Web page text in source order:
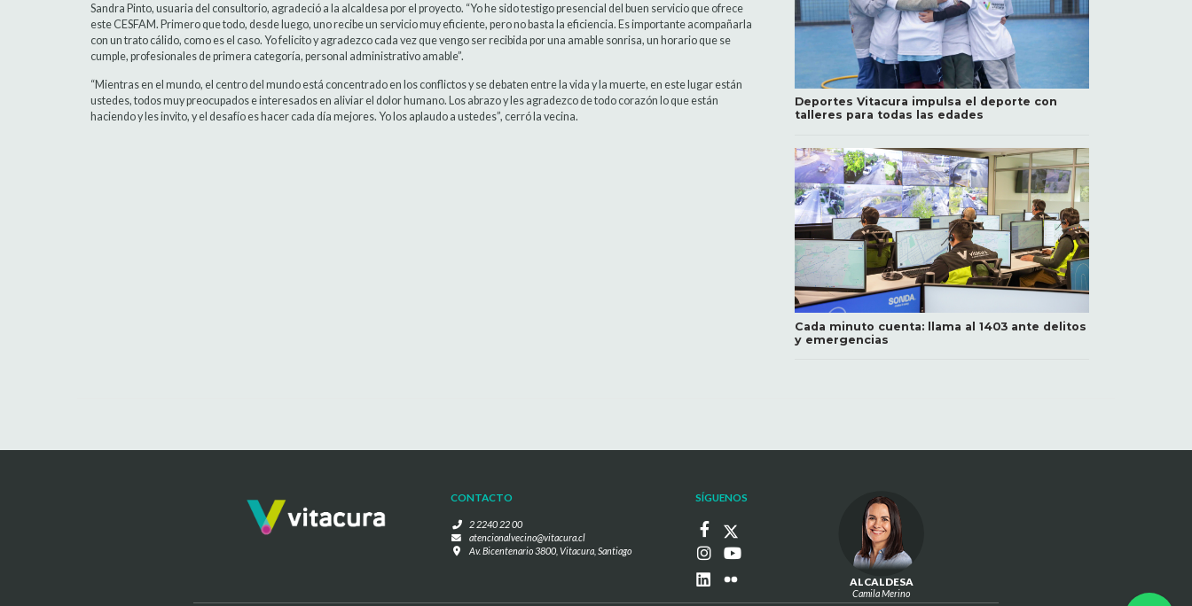
Sandra Pinto, usuaria del consultorio, agradeció a la alcaldesa por el proyecto. “Yo he sido testigo presencial del buen servicio que ofrece
este CESFAM. Primero que todo, desde luego, uno recibe un servicio muy eficiente, pero no basta la eficiencia. Es importante acompañarla
con un trato cálido, como es el caso. Yo felicito y agradezco cada vez que vengo ser recibida por una amable sonrisa, un horario que se
cumple, profesionales de primera categoría, personal administrativo amable”.
“Mientras en el mundo, el centro del mundo está concentrado en los conflictos y se debaten entre la vida y la muerte, en este lugar están
ustedes, todos muy preocupados e interesados en aliviar el dolor humano. Los abrazo y les agradezco de todo corazón lo que están
haciendo y les invito, y el desafío es hacer cada día mejores. Yo los aplaudo a ustedes”, cerró la vecina.
Deportes Vitacura impulsa el deporte con
talleres para todas las edades
Cada minuto cuenta: llama al 1403 ante delitos
y emergencias
CONTACTO
2 2240 22 00
atencionalvecino@vitacura.cl
Av. Bicentenario 3800, Vitacura, Santiago
SÍGUENOS
ALCALDESA
Camila Merino